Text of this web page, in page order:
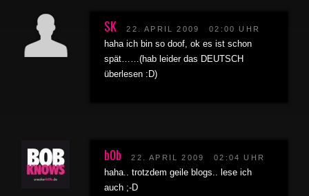
SK 22. APRIL 2009 02:00 UHR
haha ich bin so doof, ok es ist schon
spät……(hab leider das DEUTSCH
überlesen :D)
b0b 22. APRIL 2009 02:04 UHR
haha.. trotzdem geile blogs.. lese ich
auch ;-D